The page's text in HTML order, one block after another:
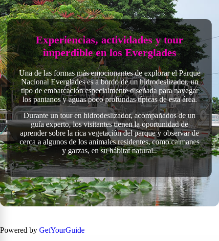
Experiencias, actividades y tour
imperdible en los Everglades
Una de las formas más emocionantes de explorar el Parque
Nacional Everglades es a bordo de un hidrodeslizador, un
tipo de embarcación especialmente diseñada para navegar
los pantanos y aguas poco profundas típicas de esta área.
Durante un tour en hidrodeslizador, acompañados de un
guía experto, los visitantes tienen la oportunidad de
aprender sobre la rica vegetación del parque y observar de
cerca a algunos de los animales residentes, como caimanes
y garzas, en su hábitat natural..
Powered by GetYourGuide